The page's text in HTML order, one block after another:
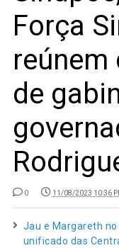
Força
reúnem
de
0 11/08/2023 10:36
Jau e Margareth
unificado das